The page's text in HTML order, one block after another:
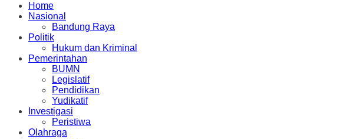
Home
Nasional
Bandung Raya
Politik
Hukum dan Kriminal
Pemerintahan
BUMN
Legislatif
Pendidikan
Yudikatif
Investigasi
Peristiwa
Olahraga